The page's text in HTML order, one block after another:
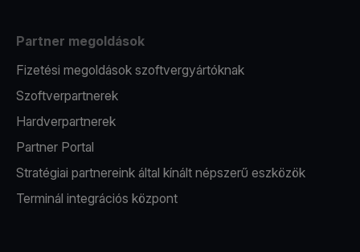
Partner megoldások
Fizetési megoldások szoftvergyártóknak
Szoftverpartnerek
Hardverpartnerek
Partner Portal
Stratégiai partnereink által kínált népszerű eszközök
Terminál integrációs központ